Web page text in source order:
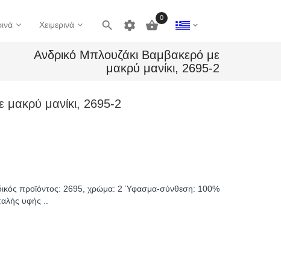
Χειμερινά  settings 
0
Ανδρικό Μπλουζάκι Βαμβακερό με
μακρύ μανίκι, 2695-2
μανίκι, 2695-2
προϊόντος: 2695, χρώμα: 2 Ύφασμα-σύνθεση: 100%
υφής ..